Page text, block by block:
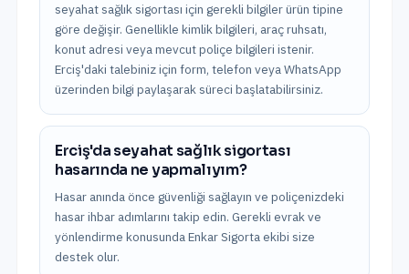
seyahat sağlık sigortası için gerekli bilgiler ürün tipine
göre değişir. Genellikle kimlik bilgileri, araç ruhsatı,
konut adresi veya mevcut poliçe bilgileri istenir.
Erciş'daki talebiniz için form, telefon veya WhatsApp
üzerinden bilgi paylaşarak süreci başlatabilirsiniz.
Erciş'da seyahat sağlık sigortası
hasarında ne yapmalıyım?
Hasar anında önce güvenliği sağlayın ve poliçenizdeki
hasar ihbar adımlarını takip edin. Gerekli evrak ve
yönlendirme konusunda Enkar Sigorta ekibi size
destek olur.